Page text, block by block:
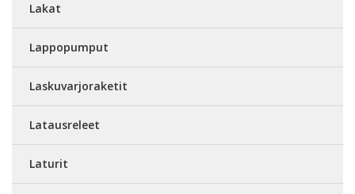
Lakat
Lappopumput
Laskuvarjoraketit
Latausreleet
Laturit